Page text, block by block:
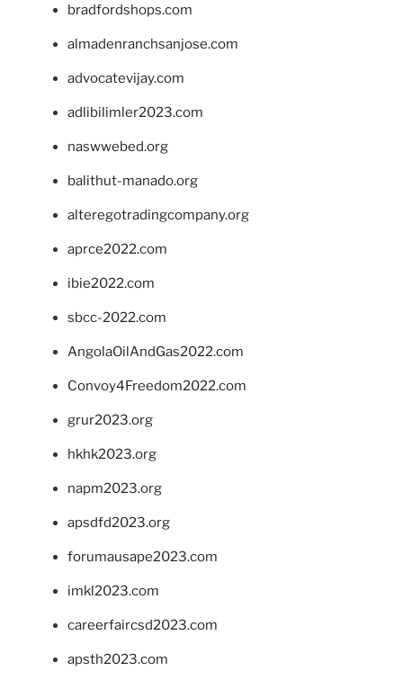
bradfordshops.com
almadenranchsanjose.com
advocatevijay.com
adlibilimler2023.com
naswwebed.org
balithut-manado.org
alteregotradingcompany.org
aprce2022.com
ibie2022.com
sbcc-2022.com
AngolaOilAndGas2022.com
Convoy4Freedom2022.com
grur2023.org
hkhk2023.org
napm2023.org
apsdfd2023.org
forumausape2023.com
imkl2023.com
careerfaircsd2023.com
apsth2023.com